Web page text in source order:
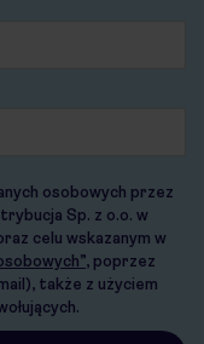
osobowych przez
Sp. z o.o. w
celu wskazanym w
, poprzez
także z użyciem